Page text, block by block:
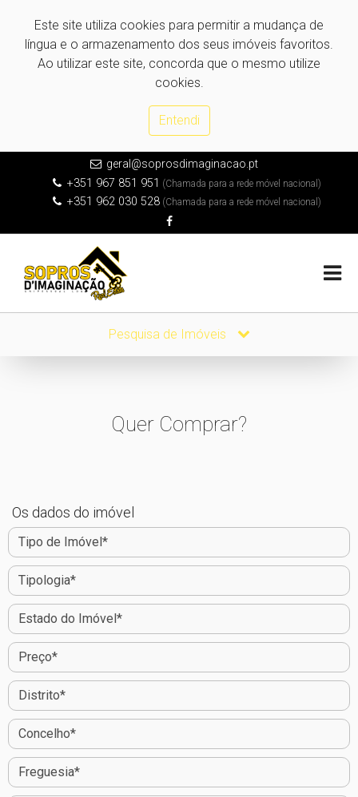
Este site utiliza cookies para permitir a mudança de
língua e o armazenamento dos seus imóveis favoritos.
Ao utilizar este site, concorda que o mesmo utilize
cookies.
Entendi
geral@soprosdimaginacao.pt
+351 967 851 951 (Chamada para a rede móvel nacional)
+351 962 030 528 (Chamada para a rede móvel nacional)
Pesquisa de Imóveis
Quer Comprar?
Os dados do imóvel